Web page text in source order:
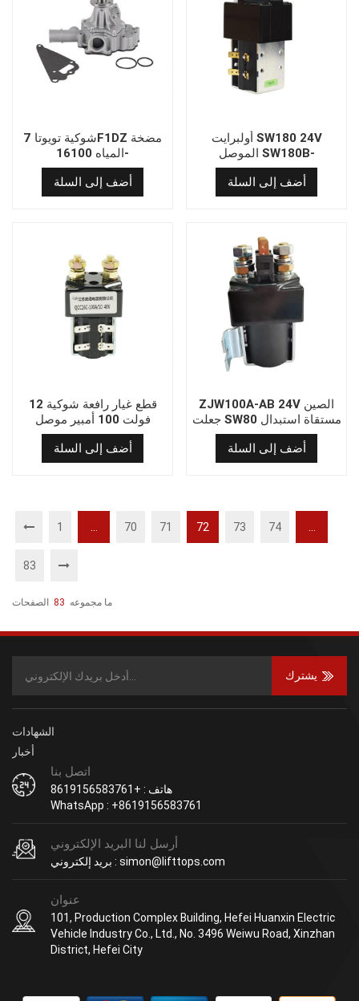
شوكية تويوتا 7F1DZ مضخة
المياه 16100-
UC050/16100-
UC040/16100-
OUD020/16100-78203-
أضف إلى السلة
أولبرايت SW180 24V
الموصل SW180B-
751/0039703526 الملف
اللولبي للسيارات الكهربائية/
شاحنة الرافعة الشوكية
أضف إلى السلة
قطع غيار رافعة شوكية 12
فولت 100 أمبير موصل
SW180 بديل C100/300B
أضف إلى السلة
ZJW100A-AB 24V الصين
جعلت SW80 مستقاة استبدال
SW80A-19
أضف إلى السلة
1 ... 70 71 72 73 74 ...
83
ما مجموعه 83 الصفحات
يشترك
الشهادات
أخبار
اتصل بنا
هاتف : +8619156583761
WhatsApp : +8619156583761
أرسل لنا البريد الإلكتروني
بريد إلكتروني : simon@lifttops.com
عنوان
101, Production Complex Building, Hefei Huanxin Electric
Vehicle Industry Co., Ltd., No. 3496 Weiwu Road, Xinzhan
District, Hefei City